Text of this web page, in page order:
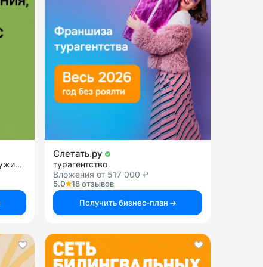
Франшиза кофейни самообслуживания
Слетать.ру
турагентство
Вложения от 517 000 ₽
5.0
18 отзывов
Получить бизнес-план